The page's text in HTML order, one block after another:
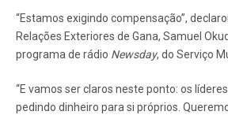
“Estamos exigindo compensação”,
Relações Exteriores de Gana, Samuel
programa de rádio Newsday, do Serviço
“E vamos ser claros neste ponto: os
pedindo dinheiro para si próprios.